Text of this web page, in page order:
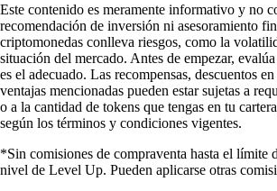
Este contenido es meramente informativo y no
recomendación de inversión ni asesoramiento
criptomonedas conlleva riesgos, como la
situación del mercado. Antes de empezar,
es el adecuado. Las recompensas, descuentos
ventajas mencionadas pueden estar sujetas a
o a la cantidad de tokens que tengas en tu
según los términos y condiciones vigentes.
*Sin comisiones de compraventa hasta el límite
nivel de Level Up. Pueden aplicarse otras